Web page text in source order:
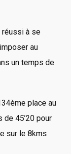
réussi à se
au
un temps de
place au
de 45’20 pour
sur le 8kms